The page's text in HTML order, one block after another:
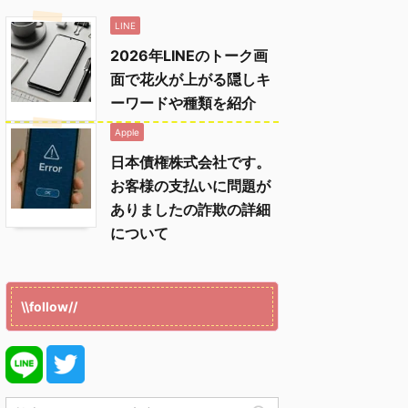
LINE
2026年LINEのトーク画
面で花火が上がる隠しキ
ーワードや種類を紹介
Apple
日本債権株式会社です。
お客様の支払いに問題が
ありましたの詐欺の詳細
について
\\follow//